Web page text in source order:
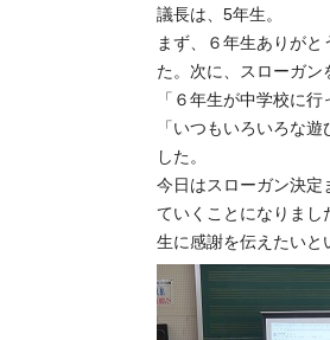
議長は、5年生。
まず、６年生ありが
た。次に、スローガン
「６年生が中学校に
「いつもいろいろな
した。
今日はスローガン決定
ていくことになりま
生に感謝を伝えたいと